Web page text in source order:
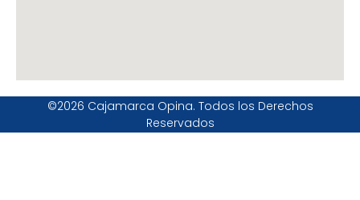
©2026 Cajamarca Opina. Todos los Derechos
Reservados